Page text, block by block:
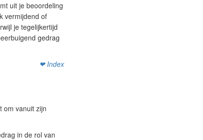
uit je beoordeling
vermijdend of
je tegelijkertijd
gedrag
❤ Index
om vanuit zijn
in de rol van